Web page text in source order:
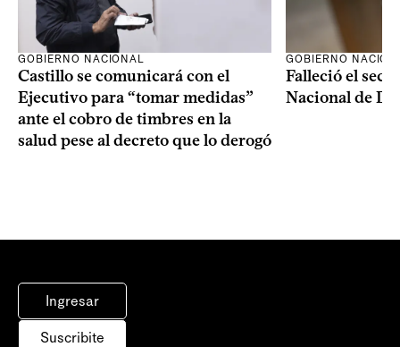
GOBIERNO NACIONAL
Castillo se comunicará con el
Ejecutivo para “tomar medidas”
ante el cobro de timbres en la
salud pese al decreto que lo derogó
GOBIERNO
Falleció el
Nacional de
Ingresar
Suscribite